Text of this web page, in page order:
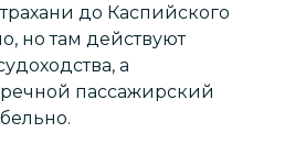
до Каспийского
но там действуют
а
пассажирский